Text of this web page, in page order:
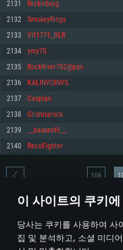
이 사이트의 쿠키
당사는 쿠키를 사용하여 사
집 및 분석하고, 소셜 미디
그래픽 카드: DirectX 11 이상을 지
GeForce GT 660. 최소 사양 해상도:
네트워크: 브로드밴드 인터넷
여유 저장 공간: 22.1 GB (최소 클라
권장 사양
570 혹은 그 이상
여유 저장 공간: 62.2 GB (전체 클
그래픽 카드: Metal 을 지원하는
능을 가지는 Mac 버전의 AMD/
네트워크: 브로드밴드 인터넷
여유 저장 공간: 22.1 GB (최소 클라
권장 사양
네트워크: 브로드밴드 인터넷
여유 저장 공간: 62.2 GB (전체 클
그래픽 카드: Vulkan 을 지원하고,
660 (6개월 미만) 혹은 그와 동급
원하는 AMD (6개월 미만; 최소사
네트워크: 브로드밴드 인터넷
여유 저장 공간: 22.1 GB (최소 클라
권장 사양
운영체제: Ubuntu 20.04 64bit
프로세서: Intel Core i7
메모리: 16 GB
그래픽 카드: Vulkan 을 지원하고,
1060 (6개월 미만) 혹은 그와 동급
지원하는 AMD RX 570 (6개월 미
여유 저장 공간: 62.2 GB (전체 클라
2131 Nickinburg
2132 SmokeyRings
2133 Vit1771_BLR
2134 ymy70
2135 RockRiver762@psn
2136 KALINVOINVS
2137 Caspian
2138 Grishnarock
2139 __baskentli__
2140 RecoFighter
* 순위표는 매일 1회 갱신됩니다
106